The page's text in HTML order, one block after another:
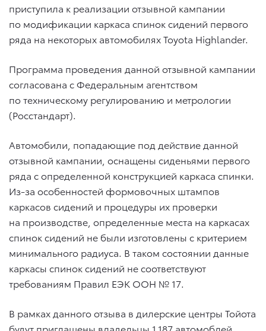
приступила к реализации отзывной кампании
по модификации каркаса спинок сидений первого
ряда на некоторых автомобилях Toyota Highlander.
Программа проведения данной отзывной кампании
согласована с Федеральным агентством
по техническому регулированию и метрологии
(Росстандарт).
Автомобили, попадающие под действие данной
отзывной кампании, оснащены сиденьями первого
ряда с определенной конструкцией каркаса спинки.
Из-за особенностей формовочных штампов
каркасов сидений и процедуры их проверки
на производстве, определенные места на каркасах
спинок сидений не были изготовлены с критерием
минимального радиуса. В таком состоянии данные
каркасы спинок сидений не соответствуют
требованиям Правил ЕЭК ООН № 17.
В рамках данного отзыва в дилерские центры Тойота
будут приглашены владельцы 1 187 автомоблей